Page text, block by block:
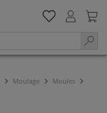
Moulage
Moules